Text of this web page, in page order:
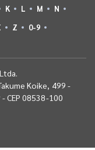
K L M
N
Z 0-9
Koike, 499 -
CEP 08538-100